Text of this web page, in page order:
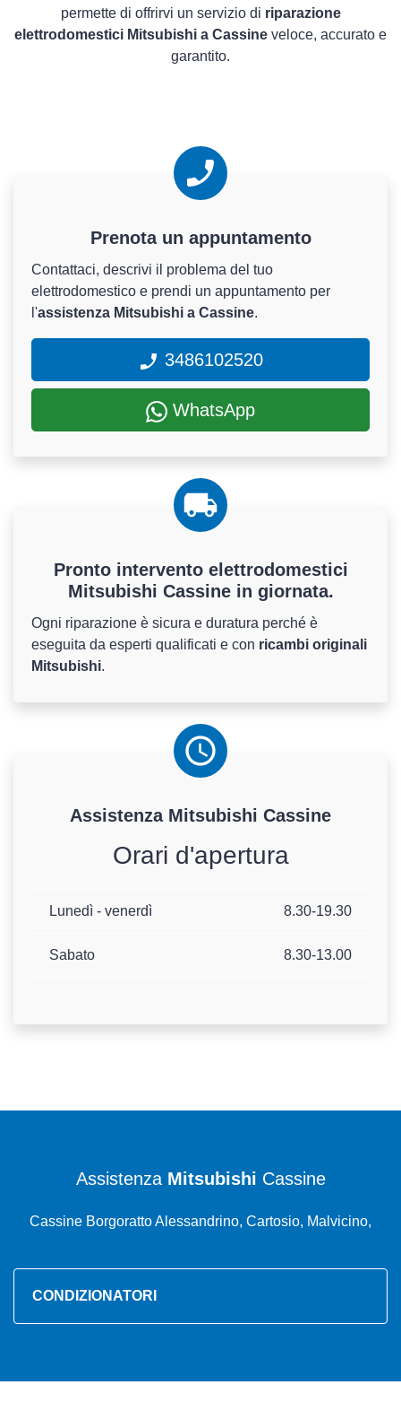
permette di offrirvi un servizio di riparazione
elettrodomestici Mitsubishi a Cassine veloce, accurato e
garantito.
Prenota un appuntamento
Contattaci, descrivi il problema del tuo
elettrodomestico e prendi un appuntamento per
l'assistenza Mitsubishi a Cassine.
3486102520
WhatsApp
Pronto intervento elettrodomestici
Mitsubishi Cassine in giornata.
Ogni riparazione è sicura e duratura perché è
eseguita da esperti qualificati e con ricambi originali
Mitsubishi.
Assistenza Mitsubishi Cassine
Orari d'apertura
Lunedì - venerdì 8.30-19.30
Sabato 8.30-13.00
Assistenza Mitsubishi Cassine
Cassine Borgoratto Alessandrino, Cartosio, Malvicino,
CONDIZIONATORI